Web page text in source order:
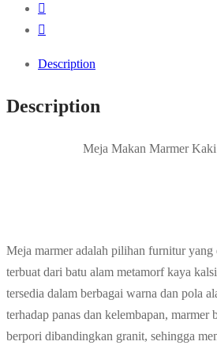
Description
Description
Meja Makan Marmer
Meja marmer adalah pilihan furnitur yang
terbuat dari batu alam metamorf kaya
tersedia dalam berbagai warna dan pola
terhadap panas dan kelembapan, marmer
berpori dibandingkan granit, sehingga